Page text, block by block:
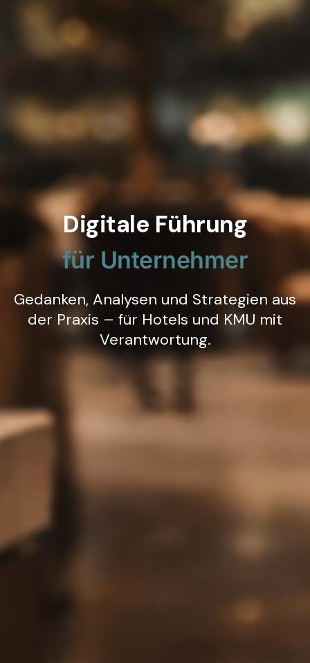
Digitale Führung
für Unternehmer
Gedanken, Analysen und Strategien aus
der Praxis – für Hotels und KMU mit
Verantwortung.